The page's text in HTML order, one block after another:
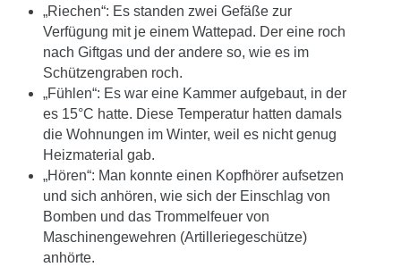
„Riechen“: Es standen zwei Gefäße zur
Verfügung mit je einem Wattepad. Der eine roch
nach Giftgas und der andere so, wie es im
Schützengraben roch.
„Fühlen“: Es war eine Kammer aufgebaut, in der
es 15°C hatte. Diese Temperatur hatten damals
die Wohnungen im Winter, weil es nicht genug
Heizmaterial gab.
„Hören“: Man konnte einen Kopfhörer aufsetzen
und sich anhören, wie sich der Einschlag von
Bomben und das Trommelfeuer von
Maschinengewehren (Artilleriegeschütze)
anhörte.